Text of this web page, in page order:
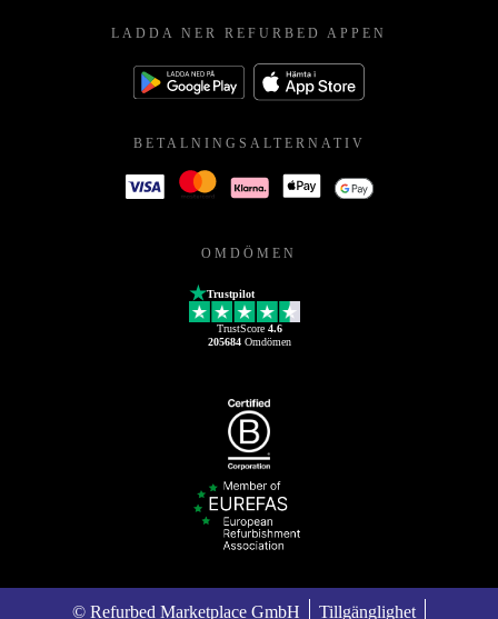
LADDA NER REFURBED APPEN
BETALNINGSALTERNATIV
OMDÖMEN
Trustpilot
TrustScore 4.6
205684Omdömen
© Refurbed Marketplace GmbH Tillgänglighet